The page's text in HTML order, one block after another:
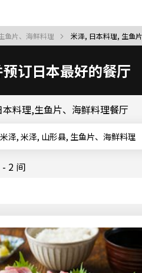
鱼片、海鲜料理 米泽, 日本料理, 生鱼
订日本最好的餐厅
料理,生鱼片、海鲜料理餐厅
搜索结果: 米泽, 米泽, 山形县, 生鱼片、海鲜料理
2 间